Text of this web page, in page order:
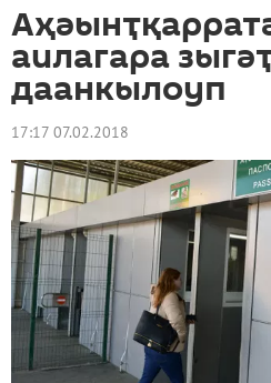
аилагара
даанкылоуп
17:17 07.02.2018